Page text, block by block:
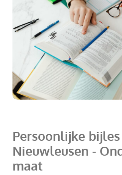
Persoonlijke
Nieuwleusen -
maat